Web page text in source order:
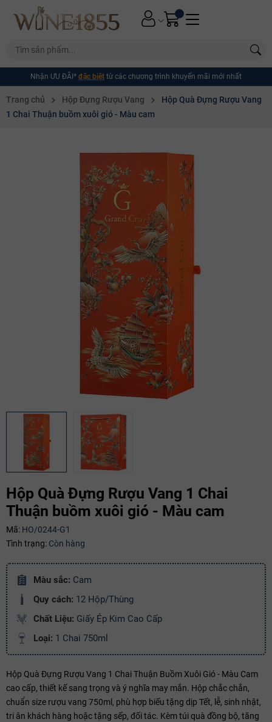
Nhận ƯU ĐÃI* đặc biệt từ các chương trình khuyến mãi mới nhất
Trang chủ Hộp Đựng Rượu Vang
Hộp Quà Đựng Rượu Vang
1 Chai Thuận buồm xuôi gió - Màu cam
Hộp Quà Đựng Rượu Vang 1 Chai
Thuận buồm xuôi gió - Màu cam
Mã: HO/0244-G1
Tình trạng: Còn hàng
Màu sắc: Cam
Quy cách: 12 Hộp/Thùng
Chất Liệu: Giấy Ép Kim Cao Cấp
Loại: 1 Chai 750ml
Hộp Quà Đựng Rượu Vang 1 Chai Thuận Buồm Xuôi Gió - Màu Cam
cao cấp, thiết kế sang trọng và ý nghĩa may mắn. Hộp chắc chắn,
chuẩn size rượu vang 750ml, phù hợp biếu tặng dịp Tết, lễ, sinh nhật,
tri ân khách hàng hoặc tặng sếp, đối tác. Kèm túi quà đồng bộ, tăng
Mã giảm giá:
Ngày hết hạn:
Điều kiện: